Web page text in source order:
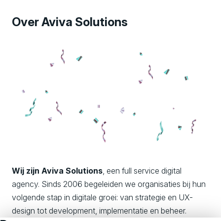
Over Aviva Solutions
Wij zijn Aviva Solutions, een full service digital
agency. Sinds 2006 begeleiden we organisaties bij hun
volgende stap in digitale groei: van strategie en UX-
design tot development, implementatie en beheer.